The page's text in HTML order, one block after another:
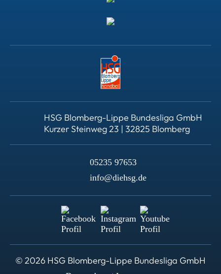
HSG Blomberg-Lippe Bundesliga GmbH
Kurzer Steinweg 23 | 32825 Blomberg
05235 97653
info@diehsg.de
© 2026 HSG Blomberg-Lippe Bundesliga GmbH